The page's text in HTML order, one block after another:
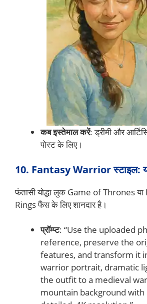
कब इस्तेमाल करें: ड्रीमी और
पोस्ट के लिए।
10. Fantasy Warrior स्टाइल:
फंतासी योद्धा लुक Game of Thrones
Rings फैंस के लिए शानदार है।
प्रॉम्प्ट: “Use the uploaded
reference, preserve the
features, and transform it
warrior portrait, dramatic
the outfit to a medieval
mountain background with